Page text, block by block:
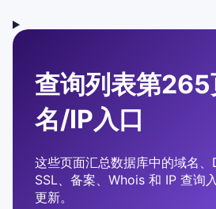
查询列表第265
名/IP入口
这些页面汇总数据库中的域名、
SSL、备案、Whois 和 IP 查询
更新。